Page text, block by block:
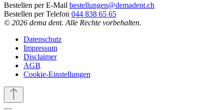
Bestellen per E-Mail bestellungen@demadent.ch
Bestellen per Telefon 044 838 65 65
© 2026 dema dent. Alle Rechte vorbehalten.
Datenschutz
Impressum
Disclaimer
AGB
Cookie-Einstellungen